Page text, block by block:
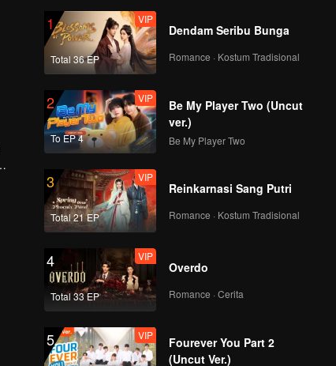
1
Total 36 EP
VIP
Dendam Seribu Bunga
Romance · Kostum Tradisional
2
To EP 4
VIP
Be My Player Two (Uncut
ver.)
Be My Player Two
3
Total 21 EP
VIP
Reinkarnasi Sang Putri
Romance · Kostum Tradisional
4
Total 33 EP
VIP
Overdo
Romance · Cerita
5 VIP
Fourever You Part 2
(Uncut Ver.)